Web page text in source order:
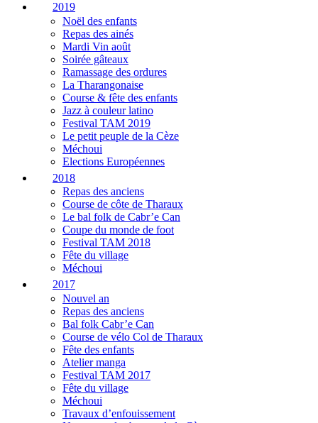
2019
Noël des enfants
Repas des ainés
Mardi Vin août
Soirée gâteaux
Ramassage des ordures
La Tharangonaise
Course & fête des enfants
Jazz à couleur latino
Festival TAM 2019
Le petit peuple de la Cèze
Méchoui
Elections Européennes
2018
Repas des anciens
Course de côte de Tharaux
Le bal folk de Cabr’e Can
Coupe du monde de foot
Festival TAM 2018
Fête du village
Méchoui
2017
Nouvel an
Repas des anciens
Bal folk Cabr’e Can
Course de vélo Col de Tharaux
Fête des enfants
Atelier manga
Festival TAM 2017
Fête du village
Méchoui
Travaux d’enfouissement